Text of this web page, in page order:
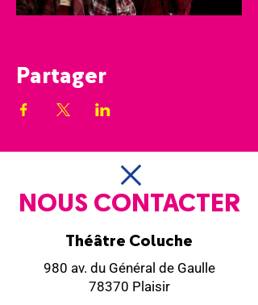
Partager
NOUS CONTACTER
Théâtre Coluche
980 av. du Général de Gaulle
78370 Plaisir